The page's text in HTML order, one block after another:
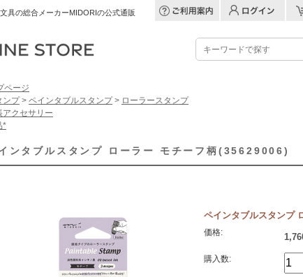
具の総合メーカーMIDORIの公式通販
ページ
ンプ> ペインタブルスタンプ> ローラースタンプ
アクセサリー
*
ンタブルスタンプ ローラー モチーフ柄(35629006)
ペインタブルスタンプ
価格:
購入数: